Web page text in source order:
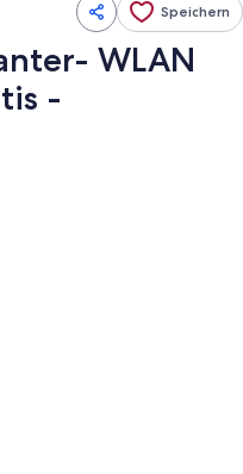
Speichern
WLAN
-